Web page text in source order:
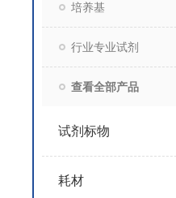
培养基
行业专业试剂
查看全部产品
试剂标物
耗材